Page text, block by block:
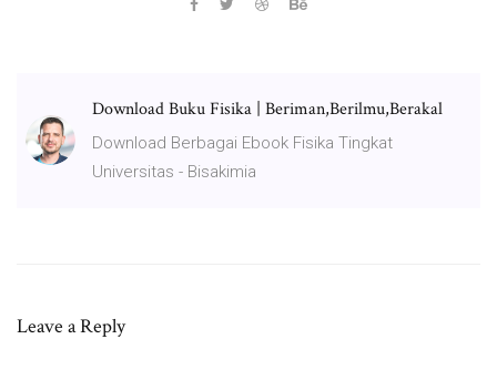
Download Buku Fisika | Beriman,Berilmu,Berakal
Download Berbagai Ebook Fisika Tingkat
Universitas - Bisakimia
Leave a Reply